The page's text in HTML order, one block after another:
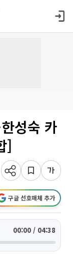
성숙 카
]
구글 선호매체 추가
00:00 / 04:38